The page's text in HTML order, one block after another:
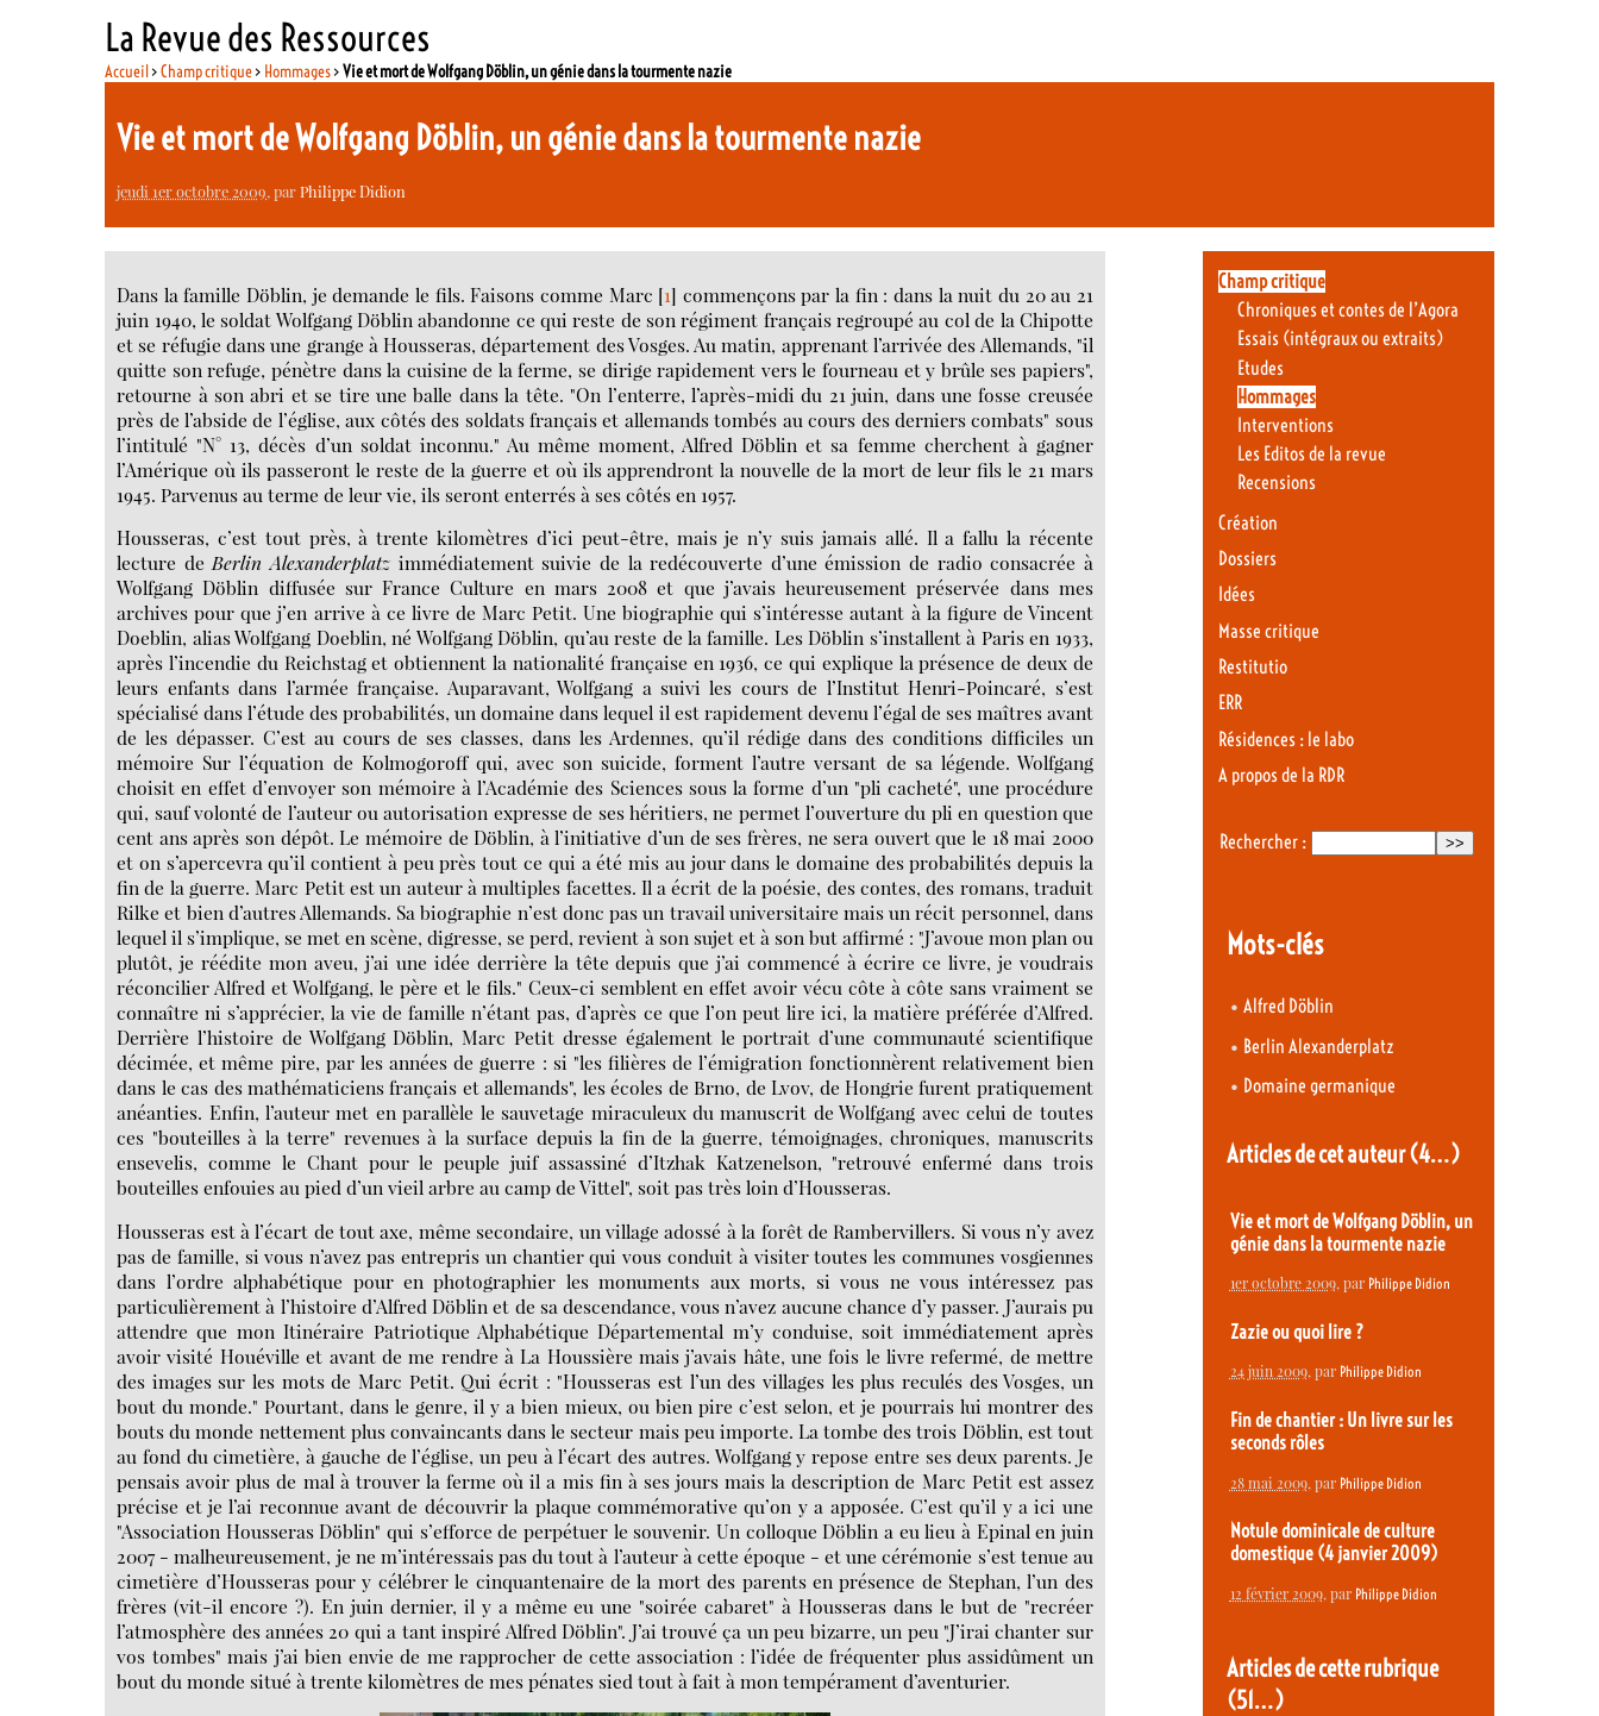
La Revue des Ressources
Accueil>Champ critique> Hommages>Vie et mort de Wolfgang Döblin, un génie dans la tourmente nazie
Vie et mort de Wolfgang Döblin, un génie dans la tourmente nazie
jeudi 1er octobre 2009, parPhilippe Didion
Dans la famille Döblin, je demande le fils. Faisons comme Marc [1] commençons par la fin : dans la nuit du 20 au 21
juin 1940, le soldat Wolfgang Döblin abandonne ce qui reste de son régiment français regroupé au col de la Chipotte
et se réfugie dans une grange à Housseras, département des Vosges. Au matin, apprenant l’arrivée des Allemands, "il
quitte son refuge, pénètre dans la cuisine de la ferme, se dirige rapidement vers le fourneau et y brûle ses papiers",
retourne à son abri et se tire une balle dans la tête. "On l’enterre, l’après-midi du 21 juin, dans une fosse creusée
près de l’abside de l’église, aux côtés des soldats français et allemands tombés au cours des derniers combats" sous
l’intitulé "N° 13, décès d’un soldat inconnu." Au même moment, Alfred Döblin et sa femme cherchent à gagner
l’Amérique où ils passeront le reste de la guerre et où ils apprendront la nouvelle de la mort de leur fils le 21 mars
1945. Parvenus au terme de leur vie, ils seront enterrés à ses côtés en 1957.
Housseras, c’est tout près, à trente kilomètres d’ici peut-être, mais je n’y suis jamais allé. Il a fallu la récente
lecture deBerlin Alexanderplatz immédiatement suivie de la redécouverte d’une émission de radio consacrée à
Wolfgang Döblin diffusée sur France Culture en mars 2008 et que j’avais heureusement préservée dans mes
archives pour que j’en arrive à ce livre de Marc Petit. Une biographie qui s’intéresse autant à la figure de Vincent
Doeblin, alias Wolfgang Doeblin, né Wolfgang Döblin, qu’au reste de la famille. Les Döblin s’installent à Paris en 1933,
après l’incendie du Reichstag et obtiennent la nationalité française en 1936, ce qui explique la présence de deux de
leurs enfants dans l’armée française. Auparavant, Wolfgang a suivi les cours de l’Institut Henri-Poincaré, s’est
spécialisé dans l’étude des probabilités, un domaine dans lequel il est rapidement devenu l’égal de ses maîtres avant
de les dépasser. C’est au cours de ses classes, dans les Ardennes, qu’il rédige dans des conditions difficiles un
mémoire Sur l’équation de Kolmogoroff qui, avec son suicide, forment l’autre versant de sa légende. Wolfgang
choisit en effet d’envoyer son mémoire à l’Académie des Sciences sous la forme d’un "pli cacheté", une procédure
qui, sauf volonté de l’auteur ou autorisation expresse de ses héritiers, ne permet l’ouverture du pli en question que
cent ans après son dépôt. Le mémoire de Döblin, à l’initiative d’un de ses frères, ne sera ouvert que le 18 mai 2000
et on s’apercevra qu’il contient à peu près tout ce qui a été mis au jour dans le domaine des probabilités depuis la
fin de la guerre. Marc Petit est un auteur à multiples facettes. Il a écrit de la poésie, des contes, des romans, traduit
Rilke et bien d’autres Allemands. Sa biographie n’est donc pas un travail universitaire mais un récit personnel, dans
lequel il s’implique, se met en scène, digresse, se perd, revient à son sujet et à son but affirmé : "J’avoue mon plan ou
plutôt, je réédite mon aveu, j’ai une idée derrière la tête depuis que j’ai commencé à écrire ce livre, je voudrais
réconcilier Alfred et Wolfgang, le père et le fils." Ceux-ci semblent en effet avoir vécu côte à côte sans vraiment se
connaître ni s’apprécier, la vie de famille n’étant pas, d’après ce que l’on peut lire ici, la matière préférée d’Alfred.
Derrière l’histoire de Wolfgang Döblin, Marc Petit dresse également le portrait d’une communauté scientifique
décimée, et même pire, par les années de guerre : si "les filières de l’émigration fonctionnèrent relativement bien
dans le cas des mathématiciens français et allemands", les écoles de Brno, de Lvov, de Hongrie furent pratiquement
anéanties. Enfin, l’auteur met en parallèle le sauvetage miraculeux du manuscrit de Wolfgang avec celui de toutes
ces "bouteilles à la terre" revenues à la surface depuis la fin de la guerre, témoignages, chroniques, manuscrits
ensevelis, comme le Chant pour le peuple juif assassiné d’Itzhak Katzenelson, "retrouvé enfermé dans trois
bouteilles enfouies au pied d’un vieil arbre au camp de Vittel", soit pas très loin d’Housseras.
Housseras est à l’écart de tout axe, même secondaire, un village adossé à la forêt de Rambervillers. Si vous n’y avez
pas de famille, si vous n’avez pas entrepris un chantier qui vous conduit à visiter toutes les communes vosgiennes
dans l’ordre alphabétique pour en photographier les monuments aux morts, si vous ne vous intéressez pas
particulièrement à l’histoire d’Alfred Döblin et de sa descendance, vous n’avez aucune chance d’y passer. J’aurais pu
attendre que mon Itinéraire Patriotique Alphabétique Départemental m’y conduise, soit immédiatement après
avoir visité Houéville et avant de me rendre à La Houssière mais j’avais hâte, une fois le livre refermé, de mettre
des images sur les mots de Marc Petit. Qui écrit : "Housseras est l’un des villages les plus reculés des Vosges, un
bout du monde." Pourtant, dans le genre, il y a bien mieux, ou bien pire c’est selon, et je pourrais lui montrer des
bouts du monde nettement plus convaincants dans le secteur mais peu importe. La tombe des trois Döblin, est tout
au fond du cimetière, à gauche de l’église, un peu à l’écart des autres. Wolfgang y repose entre ses deux parents. Je
pensais avoir plus de mal à trouver la ferme où il a mis fin à ses jours mais la description de Marc Petit est assez
précise et je l’ai reconnue avant de découvrir la plaque commémorative qu’on y a apposée. C’est qu’il y a ici une
"Association Housseras Döblin" qui s’efforce de perpétuer le souvenir. Un colloque Döblin a eu lieu à Epinal en juin
2007 - malheureusement, je ne m’intéressais pas du tout à l’auteur à cette époque - et une cérémonie s’est tenue au
cimetière d’Housseras pour y célébrer le cinquantenaire de la mort des parents en présence de Stephan, l’un des
frères (vit-il encore ?). En juin dernier, il y a même eu une "soirée cabaret" à Housseras dans le but de "recréer
l’atmosphère des années 20 qui a tant inspiré Alfred Döblin". J’ai trouvé ça un peu bizarre, un peu "J’irai chanter sur
vos tombes" mais j’ai bien envie de me rapprocher de cette association : l’idée de fréquenter plus assidûment un
bout du monde situé à trente kilomètres de mes pénates sied tout à fait à mon tempérament d’aventurier.
Champ critique
Chroniques et contes de l’Agora
Essais (intégraux ou extraits)
Etudes
Hommages
Interventions
Les Editos de la revue
Recensions
Création
Dossiers
Idées
Masse critique
Restitutio
ERR
Résidences : le labo
A propos de la RDR
Rechercher :
Mots-clés
• Alfred Döblin
• Berlin Alexanderplatz
• Domaine germanique
Articles de cet auteur(4…)
Vie et mort de Wolfgang Döblin, un
génie dans la tourmente nazie
1er octobre 2009, par Philippe Didion
Zazie ou quoi lire ?
24 juin 2009, par Philippe Didion
Fin de chantier : Un livre sur les
seconds rôles
28 mai 2009, par Philippe Didion
Notule dominicale de culture
domestique (4 janvier 2009)
12 février 2009, par Philippe Didion
Articles de cette rubrique
(51…)